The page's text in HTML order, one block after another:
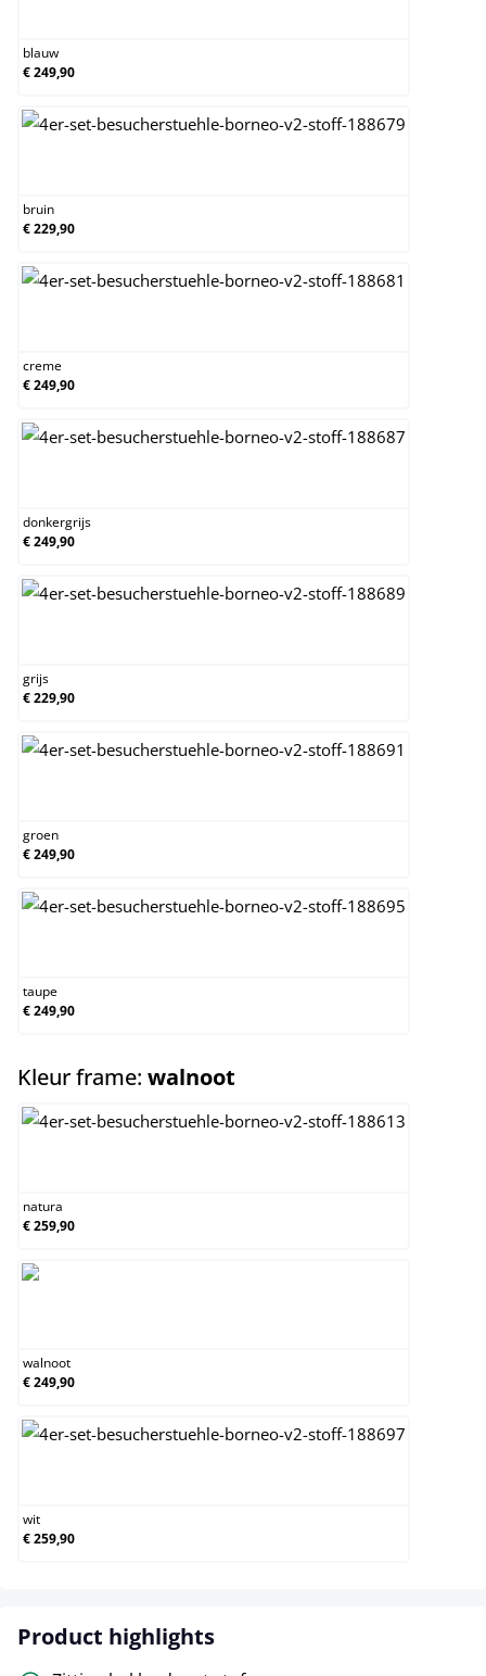
blauw
€ 249,90
bruin
€ 229,90
creme
€ 249,90
donkergrijs
€ 249,90
grijs
€ 229,90
groen
€ 249,90
taupe
€ 249,90
Kleur frame: walnoot
natura
€ 259,90
walnoot
€ 249,90
wit
€ 259,90
Product highlights